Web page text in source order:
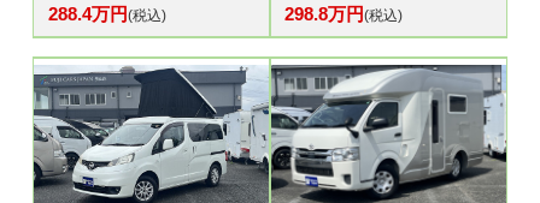
288.4万円(税込) 298.8万円(税込)